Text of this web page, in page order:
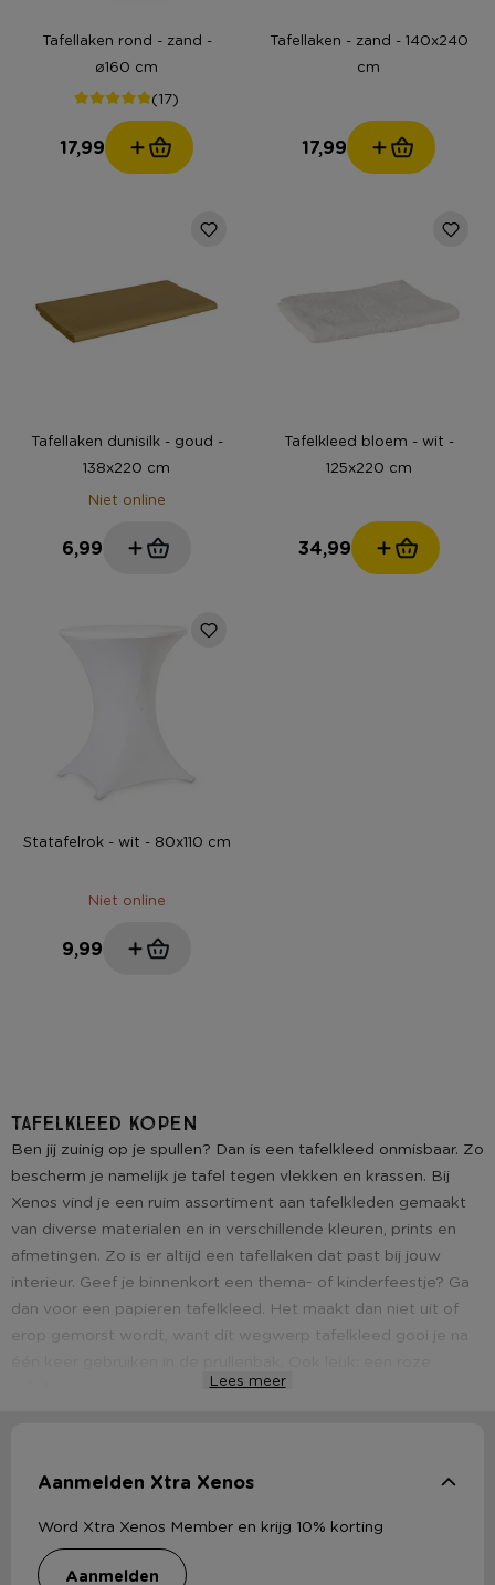
Tafellaken rond - zand -
ø160 cm
(17)
17,99
Tafellaken - zand - 140x240
cm
17,99
Tafellaken dunisilk - goud -
138x220 cm
Niet online
6,99
Tafelkleed bloem - wit -
125x220 cm
34,99
Statafelrok - wit - 80x110 cm
Niet online
9,99
Tafelkleed kopen
Ben jij zuinig op je spullen? Dan is een tafelkleed onmisbaar. Zo
bescherm je namelijk je tafel tegen vlekken en krassen. Bij
Xenos vind je een ruim assortiment aan tafelkleden gemaakt
van diverse materialen en in verschillende kleuren, prints en
afmetingen. Zo is er altijd een tafellaken dat past bij jouw
interieur. Geef je binnenkort een thema- of kinderfeestje? Ga
dan voor een papieren tafelkleed. Het maakt dan niet uit of
erop gemorst wordt, want dit wegwerp tafelkleed gooi je na
tafelkleed voor een kinderfeestje. Ben je op zoek naar een
Kies bijvoorbeeld voor een wit tafelkleed van katoen. Dit past
bij elk
servies
en elk interieur. Nadeel is wel dat je een
katoenen tafelkleed in de was moet doen als je erop morst.
Let op:je kunt niet zomaar hete
Lees meer
Aanmelden Xtra Xenos
Word Xtra Xenos Member en krijg 10% korting
aanmelden